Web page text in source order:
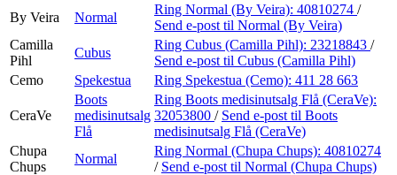
By Veira
Normal
Ring Normal (By Veira): 40810274 /
Send e-post til Normal (By Veira)
Camilla
Pihl
Cubus
Ring Cubus (Camilla Pihl): 23218843 /
Send e-post til Cubus (Camilla Pihl)
Cemo
Spekestua Ring Spekestua (Cemo): 411 28 663
CeraVe
Boots
medisinutsalg
Flå
Ring Boots medisinutsalg Flå (CeraVe):
32053800 / Send e-post til Boots
medisinutsalg Flå (CeraVe)
Chupa
Chups
Normal
Ring Normal (Chupa Chups): 40810274
/ Send e-post til Normal (Chupa Chups)